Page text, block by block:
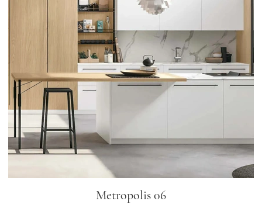
Metropolis 06